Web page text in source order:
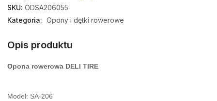
SKU: ODSA206055
Kategoria: Opony i dętki rowerowe
Opis produktu
Opona rowerowa DELI TIRE
Model: SA-206